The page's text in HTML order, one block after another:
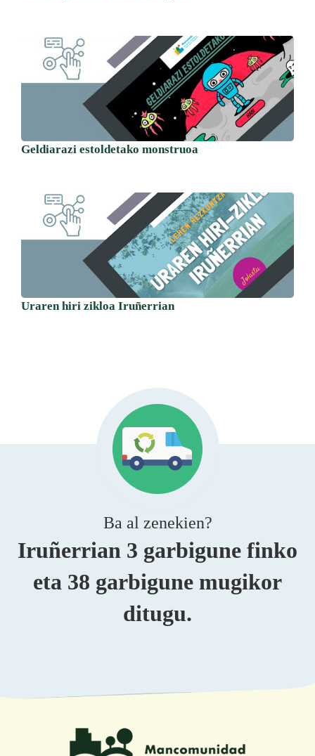
Geldiarazi estoldetako monstruoa
Uraren hiri zikloa Iruñerrian
Ba al zenekien?
Iruñerrian 3 garbigune finko
eta 38 garbigune mugikor
ditugu.